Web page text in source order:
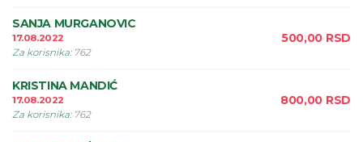
SANJA MURGANOVIC
17.08.2022
Za korisnika: 762
500,00 RSD
KRISTINA MANDIĆ
17.08.2022
Za korisnika: 762
800,00 RSD